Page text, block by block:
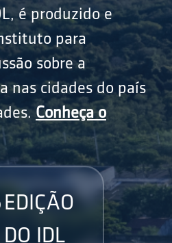
é produzido e
para
sobre a
nas cidades do país
Conheça o
EDIÇÃO
DO IDL